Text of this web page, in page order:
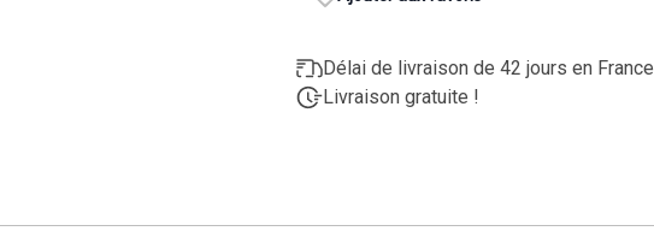
Délai de livraison de 42 jours en France
Livraison gratuite !